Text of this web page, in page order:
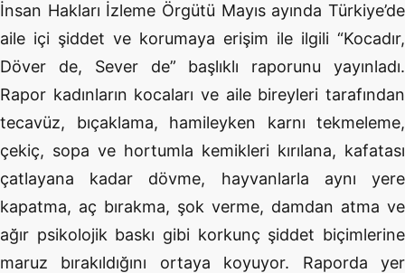
İnsan Hakları İzleme Örgütü Mayıs ayında Türkiye’de
aile içi şiddet ve korumaya erişim ile ilgili “Kocadır,
Döver de, Sever de” başlıklı raporunu yayınladı.
Rapor kadınların kocaları ve aile bireyleri tarafından
tecavüz, bıçaklama, hamileyken karnı tekmeleme,
çekiç, sopa ve hortumla kemikleri kırılana, kafatası
çatlayana kadar dövme, hayvanlarla aynı yere
kapatma, aç bırakma, şok verme, damdan atma ve
ağır psikolojik baskı gibi korkunç şiddet biçimlerine
maruz bırakıldığını ortaya koyuyor. Raporda yer